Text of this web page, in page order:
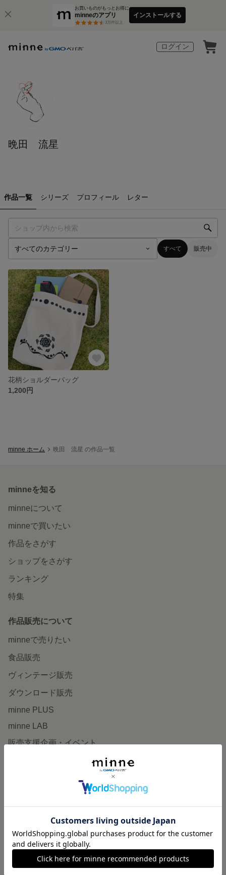
お買いものがもっとお得に
minneのアプリ
3万件以上
インストールする
ログイン
晩田 流星
作品一覧 シリーズ プロフィール レター
すべて 販売中
花柄ショルダーバッグ
1,200円
minne ホーム 晩田 流星 の作品一覧
minneを知る
minneについて
minneで買いたい
作品をさがす
ショップをさがす
ランキング
特集
作品販売について
minneで売りたい
食品販売
ヴィンテージ販売
ダウンロード販売
minne PLUS
minne LAB
販売支援企画・イベント
minneとものづくりと
minneの本
企業の方へ